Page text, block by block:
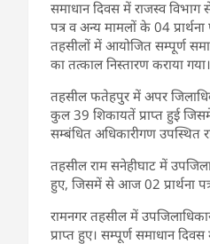
समाधान दिवस में राजस्व विभाग से
पत्र व अन्य मामलों के 04
तहसीलों में आयोजित सम्पूर्ण
का तत्काल निस्तारण कराया गया।
तहसील फतेहपुर में अपर
कुल 39 शिकायतें प्राप्त हुई
सम्बंधित अधिकारीगण उपस्थित
तहसील राम सनेहीघाट में
हुए, जिसमें से आज 02 प्रार्थना
रामनगर तहसील में
प्राप्त हुए। सम्पूर्ण समाधान